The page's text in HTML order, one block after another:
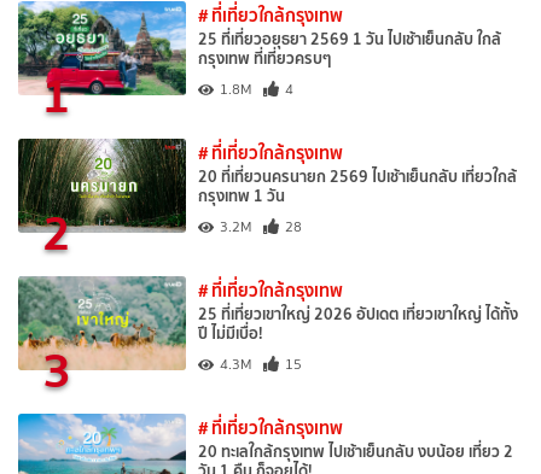
1
# ที่เที่ยวใกล้กรุงเทพ
25 ที่เที่ยวอยุธยา 2569 1 วัน ไปเช้าเย็นกลับ ใกล้
กรุงเทพ ที่เที่ยวครบๆ
1.8M 4
2
# ที่เที่ยวใกล้กรุงเทพ
20 ที่เที่ยวนครนายก 2569 ไปเช้าเย็นกลับ เที่ยวใกล้
กรุงเทพ 1 วัน
3.2M 28
3
# ที่เที่ยวใกล้กรุงเทพ
25 ที่เที่ยวเขาใหญ่ 2026 อัปเดต เที่ยวเขาใหญ่ ได้ทั้ง
ปี ไม่มีเบื่อ!
4.3M 15
# ที่เที่ยวใกล้กรุงเทพ
20 ทะเลใกล้กรุงเทพ ไปเช้าเย็นกลับ งบน้อย เที่ยว 2